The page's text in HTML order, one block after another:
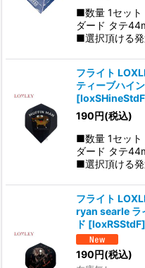
■数量 1セッ
ダード タテ
■選択頂ける発
フライト
ティーブハイ
[loxSHineStdF
190円(税込)
■数量 1セッ
ダード タテ
■選択頂ける発
フライト
ryan searle ラ
ド [loxRSStdF]
190円(税込)